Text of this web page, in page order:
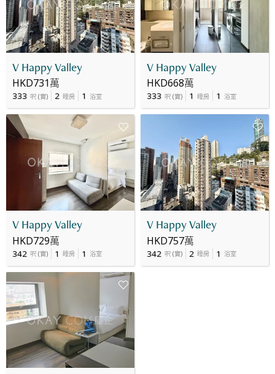
V Happy Valley
HKD731萬
333 呎 (實) 2 睡房 1 浴室
V Happy Valley
HKD668萬
333 呎 (實) 1 睡房 1 浴室
V Happy Valley
HKD729萬
342 呎 (實) 1 睡房 1 浴室
V Happy Valley
HKD757萬
342 呎 (實) 2 睡房 1 浴室